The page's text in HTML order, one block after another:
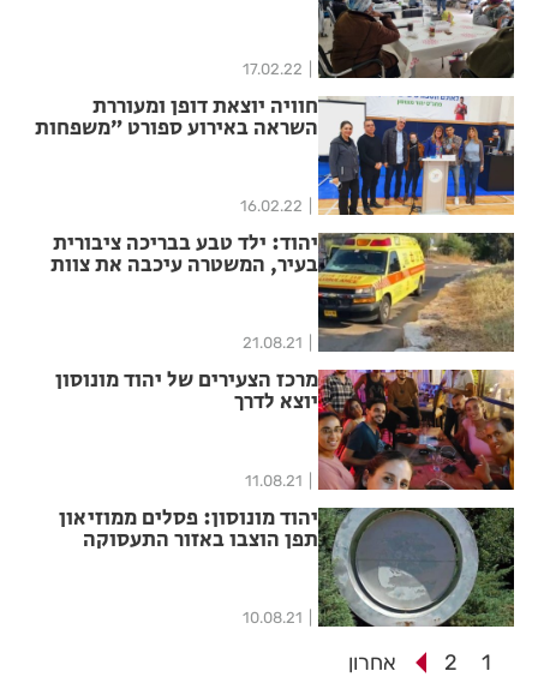
17.02.22
חוויה יוצאת דופן ומעוררת
השראה באירוע ספורט ״משפחות
16.02.22
יהוד: ילד טבע בבריכה ציבורית
בעיר, המשטרה עיכבה את צוות
הזכיין לחקירה
21.08.21
מרכז הצעירים של יהוד מונוסון
יוצא לדרך
11.08.21
יהוד מונוסון: פסלים ממוזיאון
תפן הוצבו באזור התעסוקה
10.08.21
1
2 אחרון